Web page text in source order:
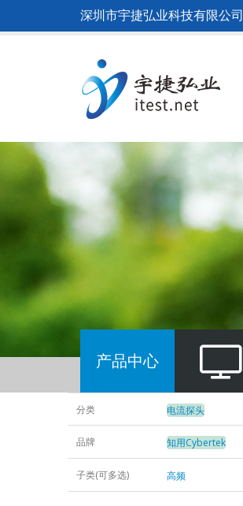
深圳市宇捷弘业科技有限公司
产品中心
分类 电流探头
频率响应分析仪
品牌
知用Cybertek
子类(可多选) 高频
50A